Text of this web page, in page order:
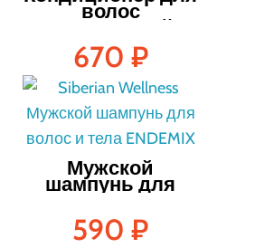
волос
увлажняющий —
250 мл
670 ₽
Мужской
шампунь для
волос и тела
250мл ENDEMIX
590 ₽